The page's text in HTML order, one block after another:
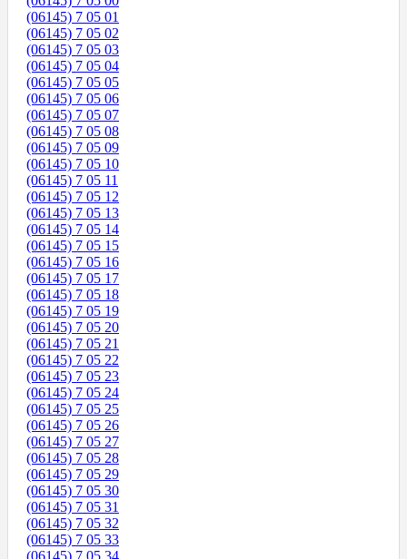
(06145) 7 05 01
(06145) 7 05 02
(06145) 7 05 03
(06145) 7 05 04
(06145) 7 05 05
(06145) 7 05 06
(06145) 7 05 07
(06145) 7 05 08
(06145) 7 05 09
(06145) 7 05 10
(06145) 7 05 11
(06145) 7 05 12
(06145) 7 05 13
(06145) 7 05 14
(06145) 7 05 15
(06145) 7 05 16
(06145) 7 05 17
(06145) 7 05 18
(06145) 7 05 19
(06145) 7 05 20
(06145) 7 05 21
(06145) 7 05 22
(06145) 7 05 23
(06145) 7 05 24
(06145) 7 05 25
(06145) 7 05 26
(06145) 7 05 27
(06145) 7 05 28
(06145) 7 05 29
(06145) 7 05 30
(06145) 7 05 31
(06145) 7 05 32
(06145) 7 05 33
(06145) 7 05 34